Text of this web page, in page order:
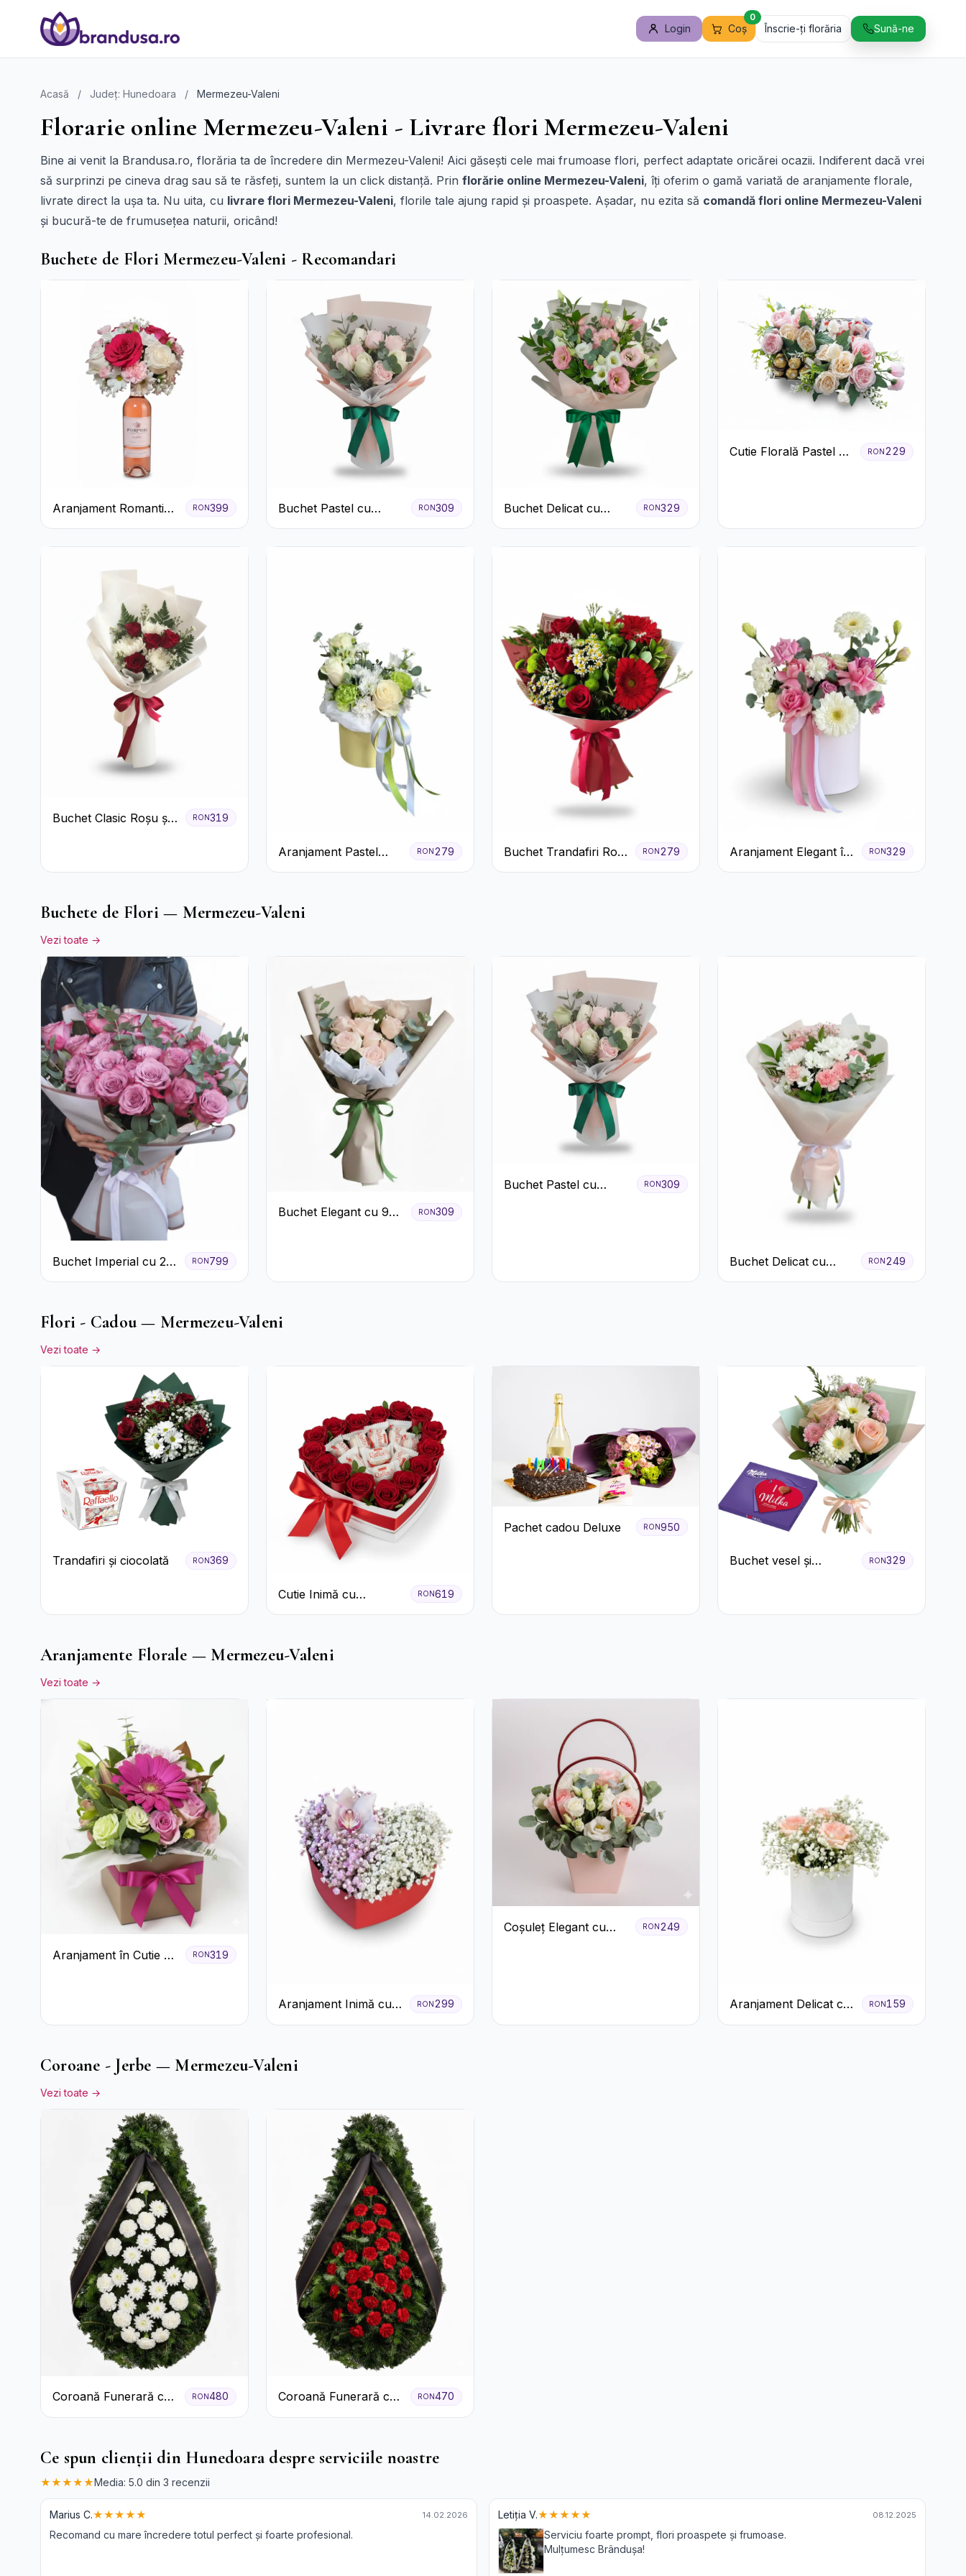
Login Coș
0
Înscrie-ți florăria Sună-ne
Acasă / Județ: Hunedoara / Mermezeu-Valeni
Florarie online Mermezeu-Valeni - Livrare flori Mermezeu-Valeni
Bine ai venit la Brandusa.ro, florăria ta de încredere din Mermezeu-Valeni! Aici găsești cele mai frumoase flori, perfect adaptate oricărei ocazii. Indiferent dacă vrei
să surprinzi pe cineva drag sau să te răsfeți, suntem la un click distanță. Prin florărie online Mermezeu-Valeni, îți oferim o gamă variată de aranjamente florale,
livrate direct la ușa ta. Nu uita, cu livrare flori Mermezeu-Valeni, florile tale ajung rapid și proaspete. Așadar, nu ezita să comandă flori online Mermezeu-Valeni
și bucură-te de frumusețea naturii, oricând!
Buchete de Flori Mermezeu-Valeni - Recomandari
Aranjament Romantic
cu Vin roze si Flori
RON399
Buchet Pastel cu
Trandafiri Roz și Albi
RON309
Buchet Delicat cu
Lisianthus Alb și Roz
RON329
Cutie Florală Pastel cu
RON229
Buchet Clasic Roșu și
RON319
Aranjament Pastel
Verde în Cutie Galben
RON279
Buchet Trandafiri Roșii
Gerbera și Verdeață
RON279
Aranjament Elegant în
Cutie Roz cu Trandafiri
RON329
Buchete de Flori — Mermezeu-Valeni
Vezi toate →
Buchet Imperial cu 25
Trandafiri
RON 799
Buchet Elegant cu 9
RON309
Buchet Pastel cu
RON309
Buchet Delicat cu
Garoafe Roz și
RON 249
Flori - Cadou — Mermezeu-Valeni
Vezi toate →
Trandafiri și ciocolată RON369
Cutie Inimă cu
Trandafiri Roșii și
RON619
Pachet cadou Deluxe RON950
Buchet vesel și
RON329
Aranjamente Florale — Mermezeu-Valeni
Vezi toate →
Aranjament în Cutie cu
RON319
Aranjament Inimă cu
Orhidee și Floarea
RON299
Coșuleț Elegant cu
RON 249
Aranjament Delicat cu
3 Trandafiri Roz în
RON159
Coroane - Jerbe — Mermezeu-Valeni
Vezi toate →
Coroană Funerară cu
Garoafe Albe și
RON480
Coroană Funerară cu
Garoafe
RON470
Ce spun clienții din Hunedoara despre serviciile noastre
★★★★★Media: 5.0 din 3 recenzii
Marius C.★★★★★ 14.02.2026
Recomand cu mare încredere totul perfect și foarte profesional.
Letiția V.★★★★★ 08.12.2025
Serviciu foarte prompt, flori proaspete și frumoase.
Mulțumesc Brândușa!